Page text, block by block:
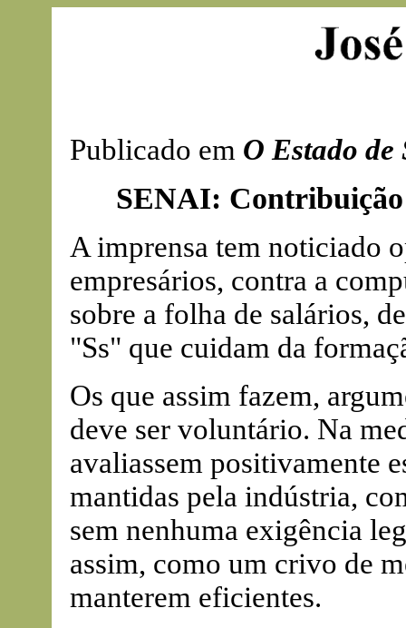
Publicado em O Estado de
SENAI:
A imprensa tem noticiado
empresários, contra a
sobre a folha de salários,
"Ss" que cuidam da
Os que assim fazem,
deve ser voluntário. Na
avaliassem positivamente
mantidas pela indústria,
sem nenhuma exigência
assim, como um crivo de
manterem eficientes.